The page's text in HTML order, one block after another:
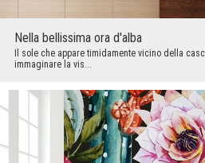
Nella bellissima ora d'alba
Il sole che appare timidamente vicino della
immaginare la vis...